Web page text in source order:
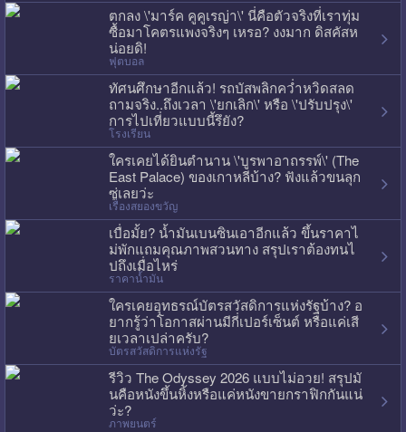
ตกลง \'มาร์ค คูคูเรญ่า\' นี่คือตัวจริงที่เราทุ่ม
ซื้อมาโคตรแพงจริงๆ เหรอ? งงมาก ดิสคัสห
น่อยดิ!
ฟุตบอล
ทัศนศึกษาอีกแล้ว! รถบัสพลิกคว่ำหวิดสลด
ถามจริง..ถึงเวลา \'ยกเลิก\' หรือ \'ปรับปรุง\'
การไปเที่ยวแบบนี้รึยัง?
โรงเรียน
ใครเคยได้ยินตำนาน \'บูรพาอาถรรพ์\' (The
East Palace) ของเกาหลีบ้าง? ฟังแล้วขนลุก
ซู่เลยว่ะ
เรื่องสยองขวัญ
เบื่อมั้ย? น้ำมันเบนซินเอาอีกแล้ว ขึ้นราคาไ
ม่พักแถมคุณภาพสวนทาง สรุปเราต้องทนไ
ปถึงเมื่อไหร่
ราคาน้ำมัน
ใครเคยอุทธรณ์บัตรสวัสดิการแห่งรัฐบ้าง? อ
ยากรู้ว่าโอกาสผ่านมีกี่เปอร์เซ็นต์ หรือแค่เสี
ยเวลาเปล่าครับ?
บัตรสวัสดิการแห่งรัฐ
รีวิว The Odyssey 2026 แบบไม่อวย! สรุปมั
นคือหนังขึ้นหิ้งหรือแค่หนังขายกราฟิกกันแน่
ว่ะ?
ภาพยนตร์